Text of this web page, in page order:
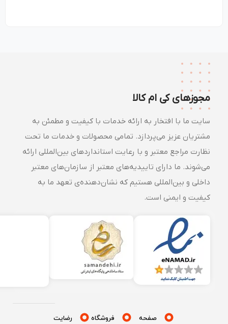
مجوزهای کی ام کالا
سایت ما با افتخار به ارائه خدمات با کیفیت و مطمئن به
مشتریان عزیز می‌پردازد. تمامی محصولات و خدمات ما تحت
نظارت مراجع معتبر و با رعایت استانداردهای بین‌المللی ارائه
می‌شوند. ما دارای تاییدیه‌های معتبر از سازمان‌های معتبر
داخلی و بین‌المللی هستیم که نشان‌دهنده‌ی تعهد ما به
کیفیت و ایمنی است.
صفحه
فروشگاه
رضایت